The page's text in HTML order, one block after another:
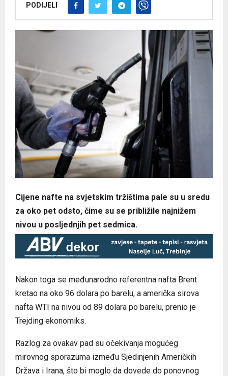
PODIJELI
Cijene nafte na svjetskim tržištima pale su u sredu
za oko pet odsto, čime su se približile najnižem
nivou u posljednjih pet sedmica.
Nakon toga se međunarodno referentna nafta Brent
kretao na oko 96 dolara po barelu, a američka sirova
nafta WTI na nivou od 89 dolara po barelu, prenio je
Trejding ekonomiks.
Razlog za ovakav pad su očekivanja mogućeg
mirovnog sporazuma između Sjedinjenih Američkih
Država i Irana, što bi moglo da dovede do ponovnog